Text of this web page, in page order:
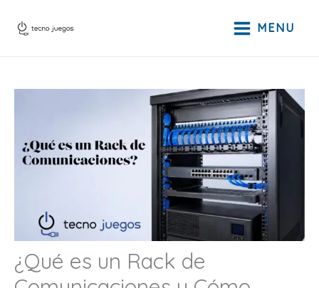
MENU
¿Qué es un Rack de